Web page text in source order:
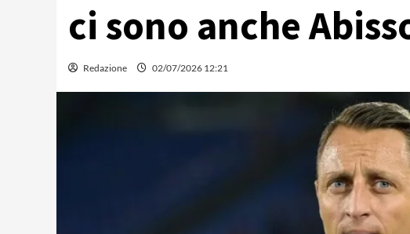
ci sono anche
Redazione 02/07/2026 12:21